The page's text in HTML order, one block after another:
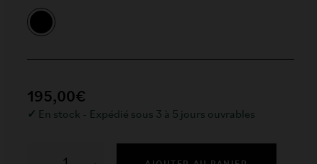
195,00€
✓ En stock - Expédié sous 3 à 5 jours ouvrables